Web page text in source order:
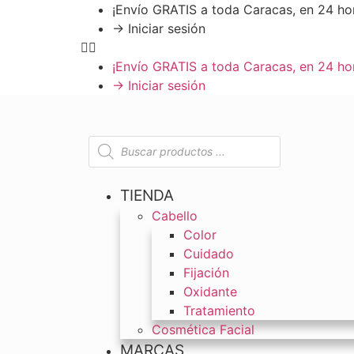
¡Envío GRATIS a toda Caracas, en 24
→ Iniciar sesión
¡Envío GRATIS a toda Caracas, en 24
→ Iniciar sesión
TIENDA
Cabello
Color
Cuidado
Fijación
Oxidante
Tratamiento
Cosmética Facial
MARCAS